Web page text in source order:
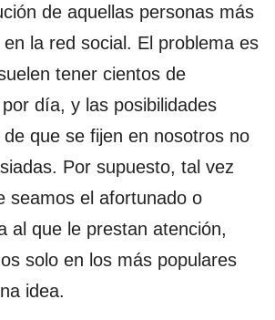
de aquellas personas más
en la red social. El problema es
tener cientos de
día, y las posibilidades
que se fijen en nosotros no
Por supuesto, tal vez
seamos el afortunado o
al que le prestan atención,
solo en los más populares
idea.